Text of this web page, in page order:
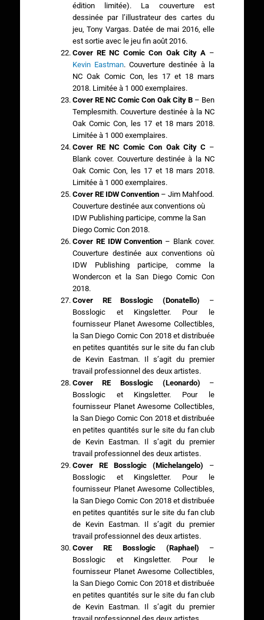
édition limitée). La couverture est
dessinée par l’illustrateur des cartes du
jeu, Tony Vargas. Datée de mai 2016, elle
est sortie avec le jeu fin août 2016.
Cover RE NC Comic Con Oak City A –
Kevin Eastman. Couverture destinée à la
NC Oak Comic Con, les 17 et 18 mars
2018. Limitée à 1 000 exemplaires.
Cover RE NC Comic Con Oak City B – Ben
Templesmith. Couverture destinée à la NC
Oak Comic Con, les 17 et 18 mars 2018.
Limitée à 1 000 exemplaires.
Cover RE NC Comic Con Oak City C –
Blank cover. Couverture destinée à la NC
Oak Comic Con, les 17 et 18 mars 2018.
Limitée à 1 000 exemplaires.
Cover RE IDW Convention – Jim Mahfood.
Couverture destinée aux conventions où
IDW Publishing participe, comme la San
Diego Comic Con 2018.
Cover RE IDW Convention – Blank cover.
Couverture destinée aux conventions où
IDW Publishing participe, comme la
Wondercon et la San Diego Comic Con
2018.
Cover RE Bosslogic (Donatello) –
Bosslogic et Kingsletter. Pour le
fournisseur Planet Awesome Collectibles,
la San Diego Comic Con 2018 et distribuée
en petites quantités sur le site du fan club
de Kevin Eastman. Il s’agit du premier
travail professionnel des deux artistes.
Cover RE Bosslogic (Leonardo) –
Bosslogic et Kingsletter. Pour le
fournisseur Planet Awesome Collectibles,
la San Diego Comic Con 2018 et distribuée
en petites quantités sur le site du fan club
de Kevin Eastman. Il s’agit du premier
travail professionnel des deux artistes.
Cover RE Bosslogic (Michelangelo) –
Bosslogic et Kingsletter. Pour le
fournisseur Planet Awesome Collectibles,
la San Diego Comic Con 2018 et distribuée
en petites quantités sur le site du fan club
de Kevin Eastman. Il s’agit du premier
travail professionnel des deux artistes.
Cover RE Bosslogic (Raphael) –
Bosslogic et Kingsletter. Pour le
fournisseur Planet Awesome Collectibles,
la San Diego Comic Con 2018 et distribuée
en petites quantités sur le site du fan club
de Kevin Eastman. Il s’agit du premier